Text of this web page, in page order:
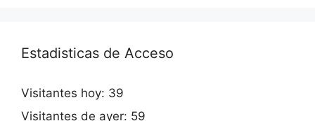
Estadisticas de Acceso
Visitantes hoy: 39
Visitantes de ayer: 59